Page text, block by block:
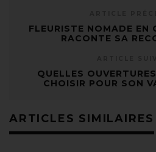
FLEURISTE NOMADE EN
RACONTE SA
QUELLES
CHOISIR POUR SON
ARTICLES SIMILAIRES